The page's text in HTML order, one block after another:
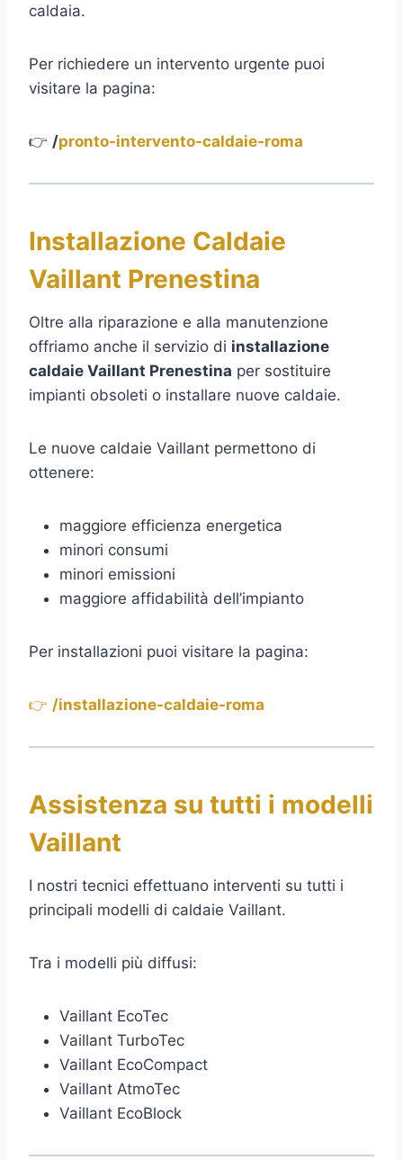
caldaia.
Per richiedere un intervento urgente puoi
visitare la pagina:
👉 /pronto-intervento-caldaie-roma
Installazione Caldaie
Vaillant Prenestina
Oltre alla riparazione e alla manutenzione
offriamo anche il servizio di installazione
caldaie Vaillant Prenestina per sostituire
impianti obsoleti o installare nuove caldaie.
Le nuove caldaie Vaillant permettono di
ottenere:
maggiore efficienza energetica
minori consumi
minori emissioni
maggiore affidabilità dell’impianto
Per installazioni puoi visitare la pagina:
👉 /installazione-caldaie-roma
Assistenza su tutti i modelli
Vaillant
I nostri tecnici effettuano interventi su tutti i
principali modelli di caldaie Vaillant.
Tra i modelli più diffusi:
Vaillant EcoTec
Vaillant TurboTec
Vaillant EcoCompact
Vaillant AtmoTec
Vaillant EcoBlock